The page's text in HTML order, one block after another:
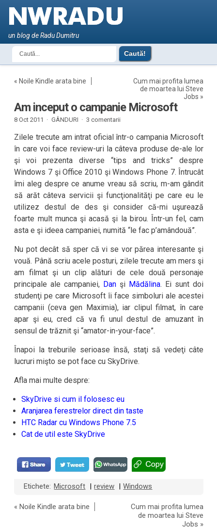
un blog de Radu Dumitru
« Noile Kindle arata bine
Cum mai profita lumea
de moartea lui Steve
Jobs »
Am inceput o campanie Microsoft
8 Oct 2011 · GÂNDURI · 3 comentarii
Zilele trecute am intrat oficial într-o campania Microsoft
în care voi face review-uri la câteva produse de-ale lor
şi voi prezenta diverse “tips and tricks” despre
Windows 7 şi Office 2010 şi Windows Phone 7. Întrucât
îmi aleg despre ce anume vreau să scriu, m-am gândit
să arăt câteva servicii şi funcţionalităţi pe care eu le
utilizez destul de des şi consider că-mi uşurează
foarte mult munca şi acasă şi la birou. Într-un fel, cam
asta e şi ideea campaniei, numită “le fac p’amândouă”.
Nu pot decât să sper că vi se vor părea interesante şi
vouă. Până scriu acele posturi, zilele trecute am mers şi
am filmat şi un clip alături de cele două personaje
principale ale campaniei, Dan şi Mădălina. Ei sunt doi
studenţi pe care Microsoft îi face simboluri ale acestei
campanii (ceva gen Maximia), iar clipul filmat, în care
apar şi eu, cred că va fi unul destul de amuzant în
sensul de trăznit şi “amator-in-your-face”.
Înapoi la treburile serioase însă, staţi să vedeţi câte
lucruri mişto se pot face cu SkyDrive.
Afla mai multe despre:
SkyDrive si cum il folosesc eu
Aranjarea ferestrelor direct din taste
HTC Radar cu Windows Phone 7.5
Cat de util este SkyDrive
Etichete: Microsoft review Windows
«Noile Kindle arata bine
Cum mai profita lumea
de moartea lui Steve
Jobs »